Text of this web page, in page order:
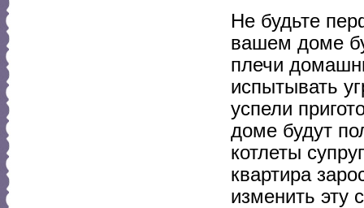
Не будьте
вашем доме
плечи
испытывать
успели
доме будут
котлеты
квартира
изменить эту